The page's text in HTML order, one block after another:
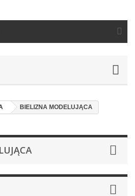
BIELIZNA MODELUJĄCA